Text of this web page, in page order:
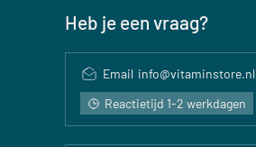
Heb je een vraag?
Email info@vitaminstore.nl
Reactietijd 1-2 werkdagen